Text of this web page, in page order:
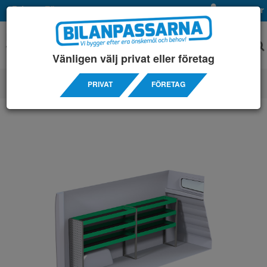
Privat Företag Mina sidor
SERVICEINREDNINGAR/ NISSAN/ NV300 L2H1
Vänligen välj privat eller företag
PRIVAT FÖRETAG